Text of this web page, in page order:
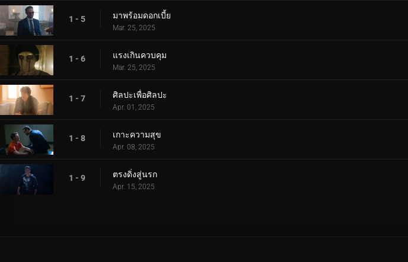
1 - 5 มาพร้อมดอกเบี้ย
Mar. 25, 2025
1 - 6 แรงเกินควบคุม
Mar. 25, 2025
1 - 7 ศิลปะเพื่อศิลปะ
Apr. 01, 2025
1 - 8 เกาะความสุข
Apr. 08, 2025
1 - 9 ตรงดิ่งสู่นรก
Apr. 15, 2025